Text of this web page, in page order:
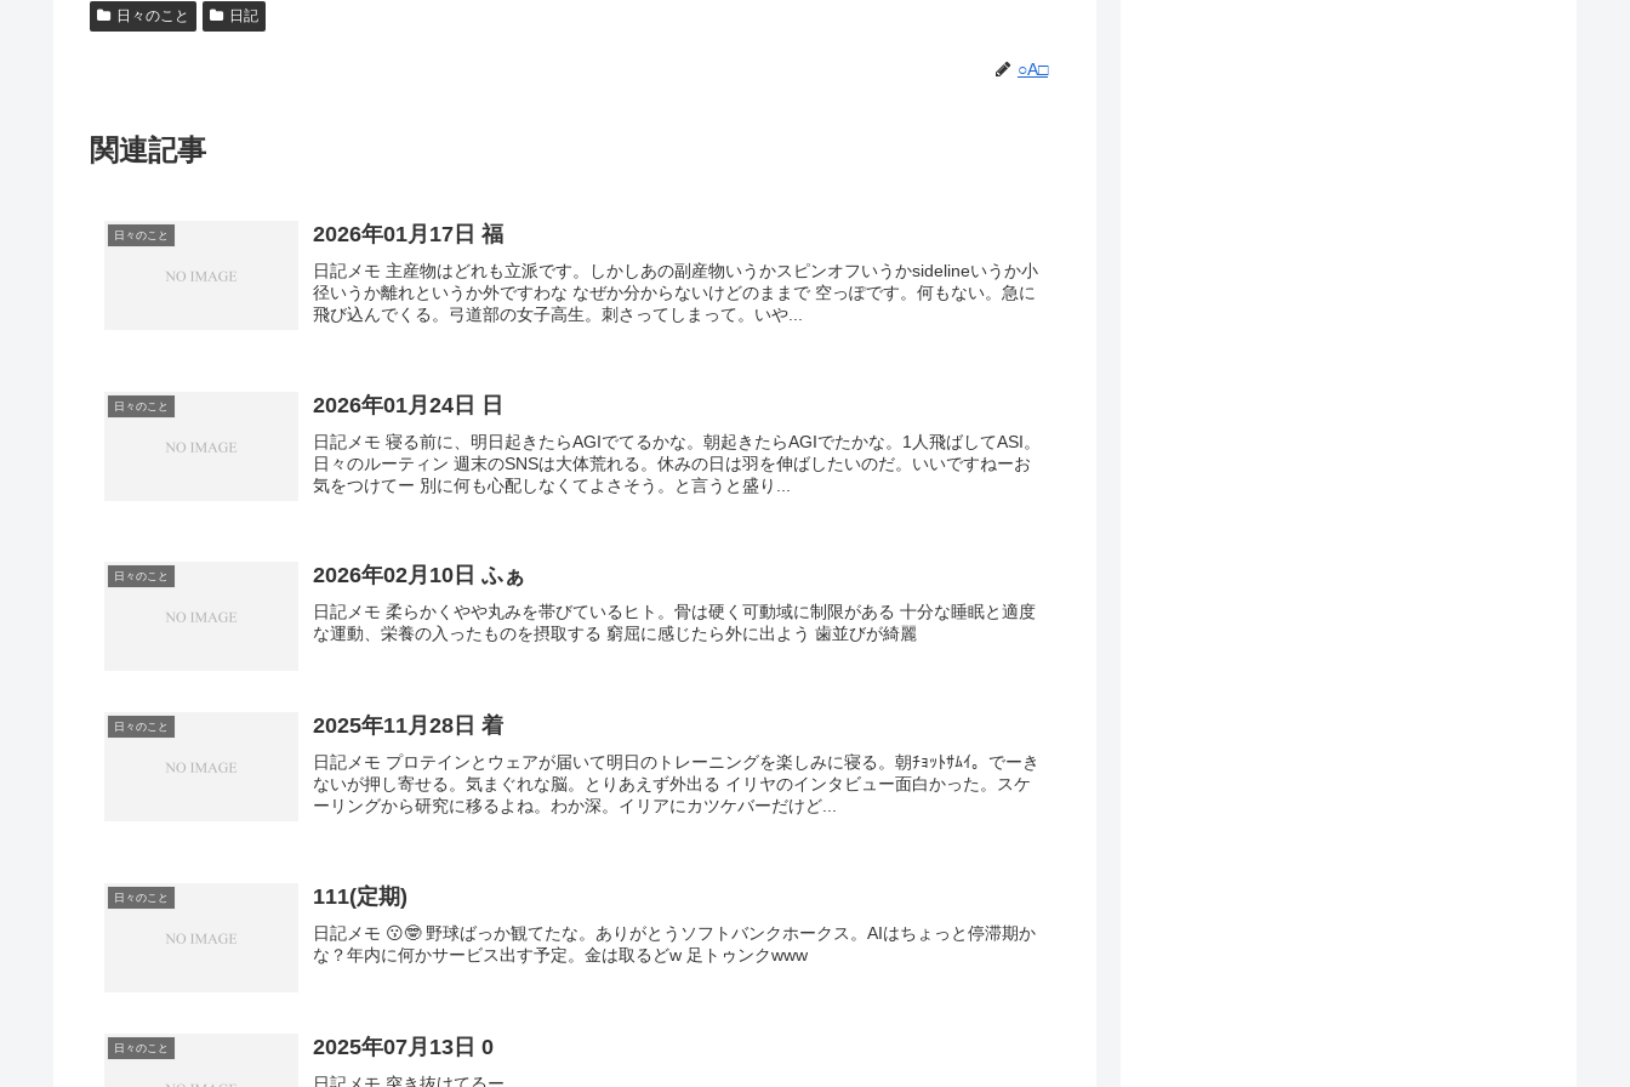
日々のこと 日記
○A□
関連記事
日々のこと 2026年01月17日 福
日記メモ 主産物はどれも立派です。しかしあの副産物いうかスピンオフいうかsidelineいうか小
径いうか離れというか外ですわな なぜか分からないけどのままで 空っぽです。何もない。急に
飛び込んでくる。弓道部の女子高生。刺さってしまって。いや...
日々のこと 2026年01月24日 日
日記メモ 寝る前に、明日起きたらAGIでてるかな。朝起きたらAGIでたかな。1人飛ばしてASI。
日々のルーティン 週末のSNSは大体荒れる。休みの日は羽を伸ばしたいのだ。いいですねーお
気をつけてー 別に何も心配しなくてよさそう。と言うと盛り...
日々のこと 2026年02月10日 ふぁ
日記メモ 柔らかくやや丸みを帯びているヒト。骨は硬く可動域に制限がある 十分な睡眠と適度
な運動、栄養の入ったものを摂取する 窮屈に感じたら外に出よう 歯並びが綺麗
日々のこと 2025年11月28日 着
日記メモ プロテインとウェアが届いて明日のトレーニングを楽しみに寝る。朝ﾁｮｯﾄｻﾑｲ。でーき
ないが押し寄せる。気まぐれな脳。とりあえず外出る イリヤのインタビュー面白かった。スケ
ーリングから研究に移るよね。わか深。イリアにカツケバーだけど...
日々のこと 111(定期)
日記メモ 😗🤓 野球ばっか観てたな。ありがとうソフトバンクホークス。AIはちょっと停滞期か
な？年内に何かサービス出す予定。金は取るどw 足トゥンクwww
日々のこと 2025年07月13日 0